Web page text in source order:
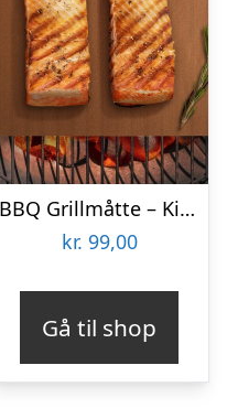
BBQ Grillmåtte – KitchPro
kr. 99,00
Gå til shop